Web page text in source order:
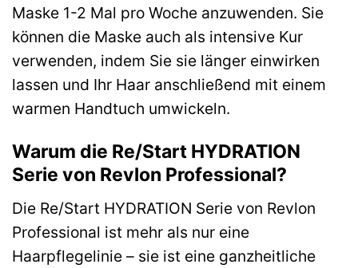
Maske 1-2 Mal pro Woche anzuwenden. Sie
können die Maske auch als intensive Kur
verwenden, indem Sie sie länger einwirken
lassen und Ihr Haar anschließend mit einem
warmen Handtuch umwickeln.
Warum die Re/Start HYDRATION
Serie von Revlon Professional?
Die Re/Start HYDRATION Serie von Revlon
Professional ist mehr als nur eine
Haarpflegelinie – sie ist eine ganzheitliche